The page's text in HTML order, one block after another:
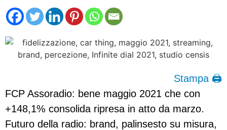
Stampa 🖨
FCP Assoradio: bene maggio 2021 che con
+148,1% consolida ripresa in atto da marzo.
Futuro della radio: brand, palinsesto su misura,